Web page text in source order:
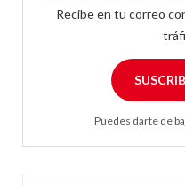
Recibe en tu correo
Puedes darte de